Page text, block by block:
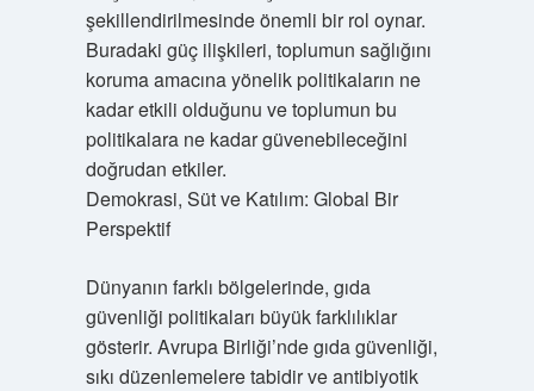
şekillendirilmesinde önemli bir rol oynar.
Buradaki güç ilişkileri, toplumun sağlığını
koruma amacına yönelik politikaların ne
kadar etkili olduğunu ve toplumun bu
politikalara ne kadar güvenebileceğini
doğrudan etkiler.
Demokrasi, Süt ve Katılım: Global Bir
Perspektif
Dünyanın farklı bölgelerinde, gıda
güvenliği politikaları büyük farklılıklar
gösterir. Avrupa Birliği’nde gıda güvenliği,
sıkı düzenlemelere tabidir ve antibiyotik